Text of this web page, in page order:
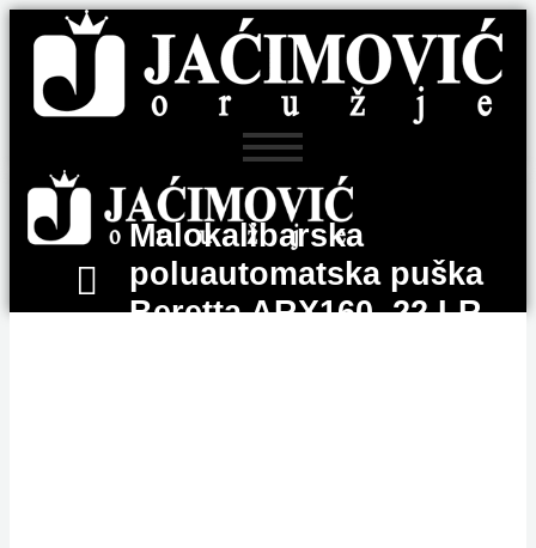
Malokalibarska
poluautomatska puška
Beretta ARX160 .22 LR